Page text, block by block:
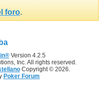
foro.
Version 4.2.5
Inc. All rights reserved.
Copyright © 2026.
Poker Forum